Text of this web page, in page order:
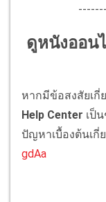
ดูหนังออน
หากมีข้อสงสัยเกี่
Help Center เป็
ปัญหาเบื้องต้นเกี่
gdAa